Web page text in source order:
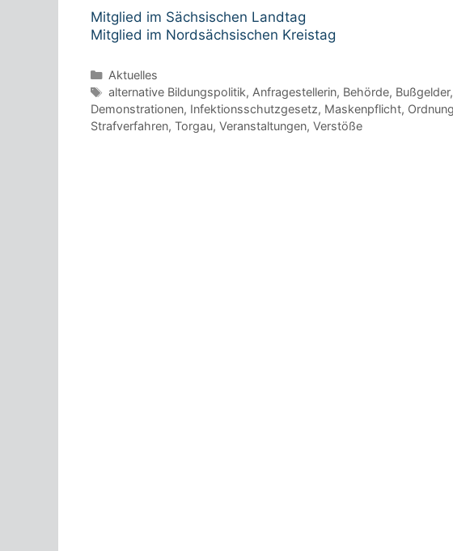
Mitglied im Sächsischen Landtag
Mitglied im Nordsächsischen Kreistag
Kategorien
Aktuelles
Schlagwörter
alternative Bildungspolitik, Anfragestellerin, Behörde, Bußgelder,
Demonstrationen, Infektionsschutzgesetz, Maskenpflicht,
Strafverfahren, Torgau, Veranstaltungen, Verstöße